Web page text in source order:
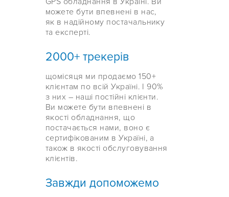
можете бути впевнені в нас,
як в надійному постачальнику
та експерті.
2000+ трекерів
щомісяця ми продаємо 150+
клієнтам по всій Україні. І 90%
з них – наші постійні клієнти.
Ви можете бути впевнені в
якості обладнання, що
постачається нами, воно є
сертифікованим в Україні, а
також в якості обслуговування
клієнтів.
Завжди допоможемо